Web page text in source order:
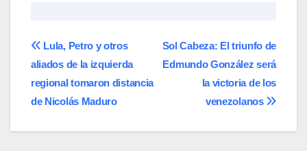
Navegación
de
entradas
Sol Cabeza: El triunfo de
Edmundo González será
la victoria de los
venezolanos
Lula, Petro y otros
aliados de la izquierda
regional tomaron distancia
de Nicolás Maduro